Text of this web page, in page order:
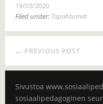
19/03/2020
Filed under: Tapahtumat
← PREVIOUS POST
Sivustoa
sosiaalipedagoginen